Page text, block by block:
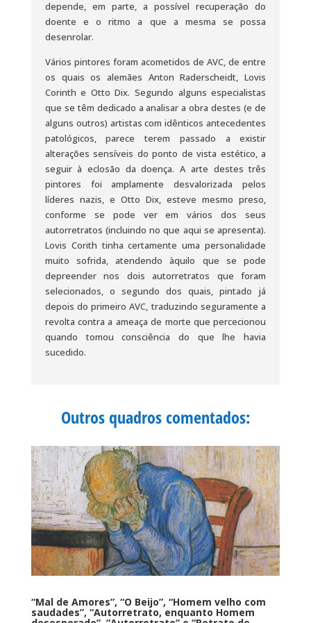
depende, em parte, a possível recuperação do
doente e o ritmo a que a mesma se possa
desenrolar.
Vários pintores foram acometidos de AVC, de entre
os quais os alemães Anton Raderscheidt, Lovis
Corinth e Otto Dix. Segundo alguns especialistas
que se têm dedicado a analisar a obra destes (e de
alguns outros) artistas com idênticos antecedentes
patológicos, parece terem passado a existir
alterações sensíveis do ponto de vista estético, a
seguir à eclosão da doença. A arte destes três
pintores foi amplamente desvalorizada pelos
líderes nazis, e Otto Dix, esteve mesmo preso,
conforme se pode ver em vários dos seus
autorretratos (incluindo no que aqui se apresenta).
Lovis Corith tinha certamente uma personalidade
muito sofrida, atendendo àquilo que se pode
depreender nos dois autorretratos que foram
selecionados, o segundo dos quais, pintado já
depois do primeiro AVC, traduzindo seguramente a
revolta contra a ameaça de morte que percecionou
quando tomou consciência do que lhe havia
sucedido.
Outros quadros comentados:
“Mal de Amores”, “O Beijo”, “Homem velho com
saudades”, “Autorretrato, enquanto Homem